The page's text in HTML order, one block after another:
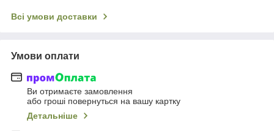
Всі умови доставки
Умови оплати
Ви отримаєте замовлення
або гроші повернуться на вашу картку
Детальніше